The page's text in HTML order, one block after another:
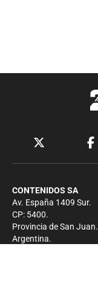
CONTENIDOS SA
Av. España 1409 Sur.
CP: 5400.
Provincia de San Juan.
Argentina.